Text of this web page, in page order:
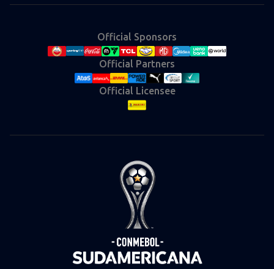
Official Sponsors
Official Partners
Official Licensee